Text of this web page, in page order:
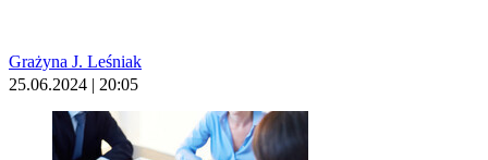
Grażyna J. Leśniak
25.06.2024 | 20:05